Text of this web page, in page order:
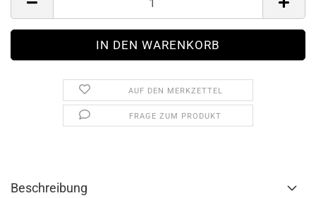
AUF DEN MERKZETTEL
FRAGE ZUM PRODUKT
Beschreibung